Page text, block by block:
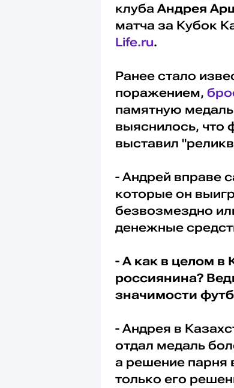
клуба Андрея
матча за Кубок
Life.ru.
Ранее стало
поражением,
памятную
выяснилось, что
выставил
- Андрей вправе
которые он
безвозмездно
денежные
- А как в целом в
россиянина?
значимости
- Андрея в
отдал медаль
а решение парня
только его